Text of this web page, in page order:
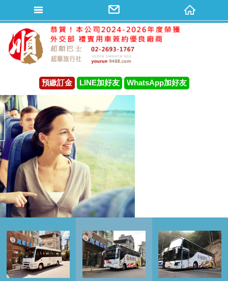
預繳訂金 LINE加好友 WhatsApp加好友